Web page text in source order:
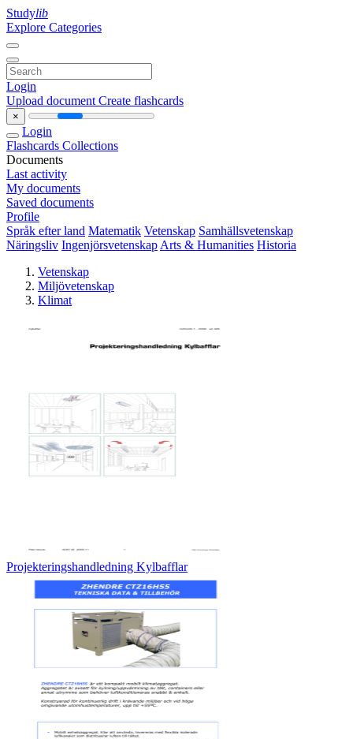
Studylib
Explore Categories
Login
Upload document Create flashcards
×
Login
Flashcards Collections
Documents
Last activity
My documents
Saved documents
Profile
Språk efter land Matematik Vetenskap Samhällsvetenskap
Näringsliv Ingenjörsvetenskap Arts & Humanities Historia
Vetenskap
Miljövetenskap
Klimat
Projekteringshandledning Kylbafflar